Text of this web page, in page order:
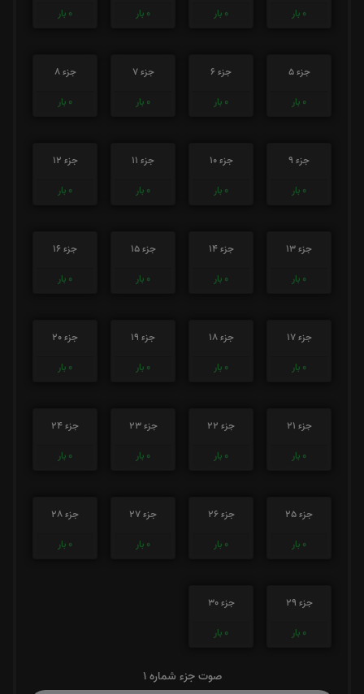
0 بار
0 بار
0 بار
0 بار
جزء 5
0 بار
جزء 6
0 بار
جزء 7
0 بار
جزء 8
0 بار
جزء 9
0 بار
جزء 10
0 بار
جزء 11
0 بار
جزء 12
0 بار
جزء 13
0 بار
جزء 14
0 بار
جزء 15
0 بار
جزء 16
0 بار
جزء 17
0 بار
جزء 18
0 بار
جزء 19
0 بار
جزء 20
0 بار
جزء 21
0 بار
جزء 22
0 بار
جزء 23
0 بار
جزء 24
0 بار
جزء 25
0 بار
جزء 26
0 بار
جزء 27
0 بار
جزء 28
0 بار
جزء 29
0 بار
جزء 30
0 بار
صوت جزء شماره 1